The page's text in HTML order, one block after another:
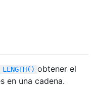
obtener el
en una cadena.